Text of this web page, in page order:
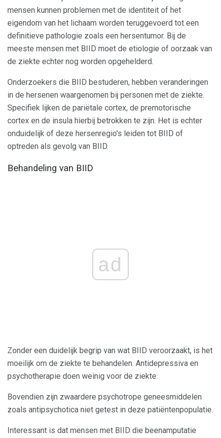
mensen kunnen problemen met de identiteit of het
eigendom van het lichaam worden teruggevoerd tot een
definitieve pathologie zoals een hersentumor. Bij de
meeste mensen met BIID moet de etiologie of oorzaak van
de ziekte echter nog worden opgehelderd.
Onderzoekers die BIID bestuderen, hebben veranderingen
in de hersenen waargenomen bij personen met de ziekte.
Specifiek lijken de pariëtale cortex, de premotorische
cortex en de insula hierbij betrokken te zijn. Het is echter
onduidelijk of deze hersenregio's leiden tot BIID of
optreden als gevolg van BIID.
Behandeling van BIID
ad
Zonder een duidelijk begrip van wat BIID veroorzaakt, is het
moeilijk om de ziekte te behandelen. Antidepressiva en
psychotherapie doen weinig voor de ziekte.
Bovendien zijn zwaardere psychotrope geneesmiddelen
zoals antipsychotica niet getest in deze patiëntenpopulatie.
Interessant is dat mensen met BIID die beenamputatie